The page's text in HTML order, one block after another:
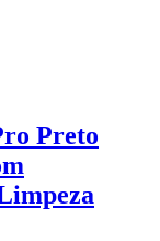
Preto